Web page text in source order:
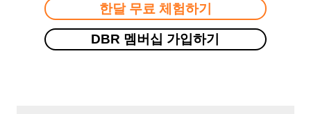
한달 무료 체험하기
DBR 멤버십 가입하기